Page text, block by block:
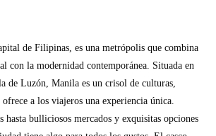
de Filipinas, es una metrópolis que combina
con la modernidad contemporánea. Situada en
de Luzón, Manila es un crisol de culturas,
ofrece a los viajeros una experiencia única.
hasta bulliciosos mercados y exquisitas opciones